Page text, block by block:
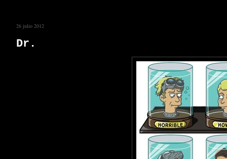
26 julio 2012
Dr.